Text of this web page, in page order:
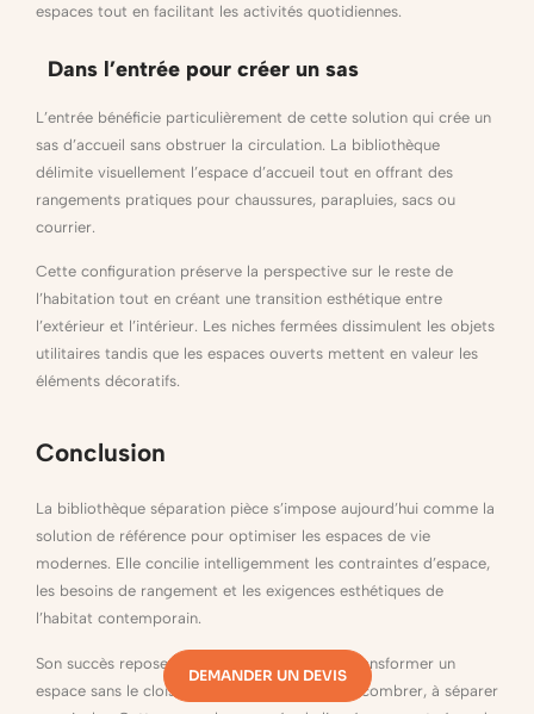
DEMANDER UN DEVIS
espaces tout en facilitant les activités quotidiennes.
Dans l’entrée pour créer un sas
L’entrée bénéficie particulièrement de cette solution qui crée un
sas d’accueil sans obstruer la circulation. La bibliothèque
délimite visuellement l’espace d’accueil tout en offrant des
rangements pratiques pour chaussures, parapluies, sacs ou
courrier.
Cette configuration préserve la perspective sur le reste de
l’habitation tout en créant une transition esthétique entre
l’extérieur et l’intérieur. Les niches fermées dissimulent les objets
utilitaires tandis que les espaces ouverts mettent en valeur les
éléments décoratifs.
Conclusion
La bibliothèque séparation pièce s’impose aujourd’hui comme la
solution de référence pour optimiser les espaces de vie
modernes. Elle concilie intelligemment les contraintes d’espace,
les besoins de rangement et les exigences esthétiques de
l’habitat contemporain.
Son succès repose sur sa capacité unique à transformer un
espace sans le cloisonner, à organiser sans encombrer, à séparer